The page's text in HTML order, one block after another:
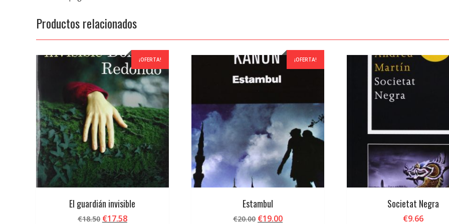
Productos relacionados
¡OFERTA!
El guardián invisible
€18.50 El
€17.58El
¡OFERTA!
Estambul
€20.00 El
€19.00El
Societat Negra
€9.66